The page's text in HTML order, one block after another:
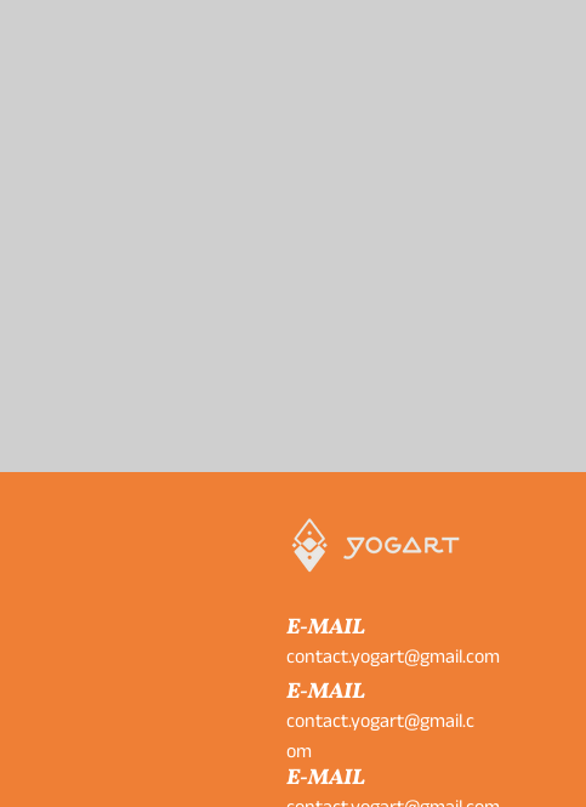
E-MAIL
contact.yogart@gmail.com
E-MAIL
contact.yogart@gmail.c
om
E-MAIL